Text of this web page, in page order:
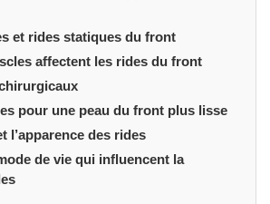
et rides statiques du front
affectent les rides du front
pour une peau du front plus lisse
l’apparence des rides
de vie qui influencent la